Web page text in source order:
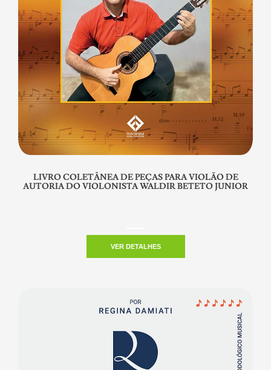
LIVRO COLETÂNEA DE PEÇAS PARA VIOLÃO DE
AUTORIA DO VIOLONISTA WALDIR BETETO JUNIOR
VER DETALHES